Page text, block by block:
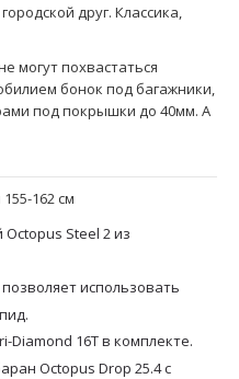
друг. Классика,
могут похвастаться
бонок под багажники,
под покрышки до 40мм. А
162 см
Steel 2 из
использовать
Diamond 16T в комплекте.
Octopus Drop 25.4 с